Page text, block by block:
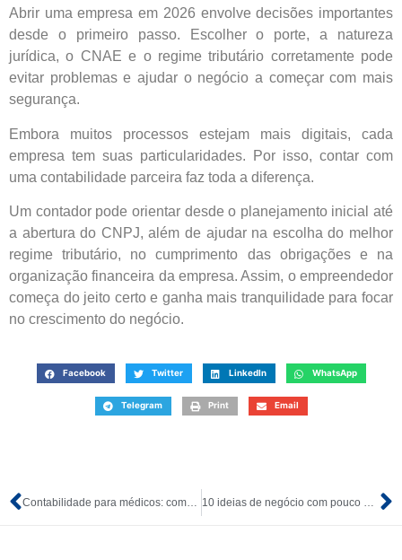
Abrir uma empresa em 2026 envolve decisões importantes
desde o primeiro passo. Escolher o porte, a natureza
jurídica, o CNAE e o regime tributário corretamente pode
evitar problemas e ajudar o negócio a começar com mais
segurança.
Embora muitos processos estejam mais digitais, cada
empresa tem suas particularidades. Por isso, contar com
uma contabilidade parceira faz toda a diferença.
Um contador pode orientar desde o planejamento inicial até
a abertura do CNPJ, além de ajudar na escolha do melhor
regime tributário, no cumprimento das obrigações e na
organização financeira da empresa. Assim, o empreendedor
começa do jeito certo e ganha mais tranquilidade para focar
no crescimento do negócio.
Facebook Twitter LinkedIn WhatsApp
Telegram Print Email
Contabilidade para médicos: como transformar a carreira médica em um negócio mais seguro e rentável 10 ideias de negócio com pouco dinheiro para começar em 2026